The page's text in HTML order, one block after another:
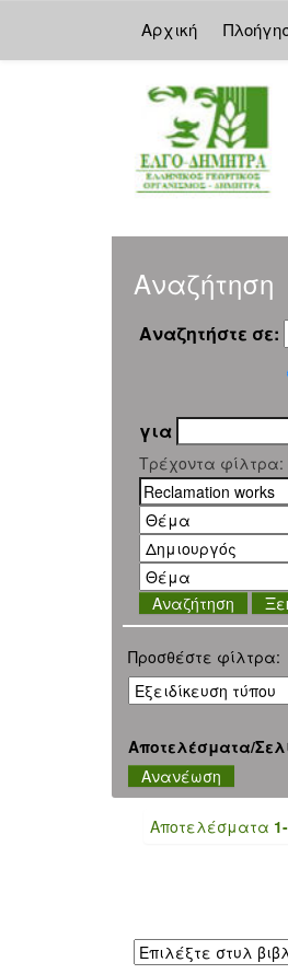
Αρχική
Αναζήτηση
Αναζητήστε σε:
για
Τρέχοντα φίλτρα:
Προσθέστε φίλτρα:
Αποτελέσματα/
Αποτελέσματα